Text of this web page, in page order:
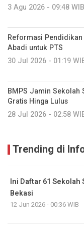
3 Agu 2026 - 09:48 WIB
Reformasi
Abadi untuk PTS
30 Jul 2026 - 01:19
BMPS Jamin Sekolah
Gratis Hinga Lulus
28 Jul 2026 - 02:58
Trending di
Ini Daftar 61 Sekolah
Bekasi
12 Jun 2026 - 00:36 WIB